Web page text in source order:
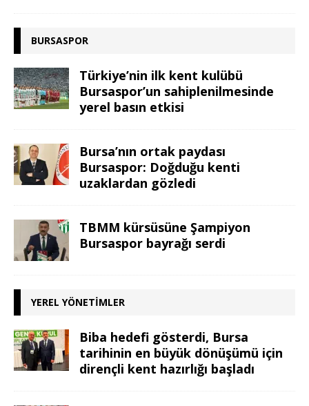
BURSASPOR
Türkiye’nin ilk kent kulübü
Bursaspor’un sahiplenilmesinde
yerel basın etkisi
Bursa’nın ortak paydası
Bursaspor: Doğduğu kenti
uzaklardan gözledi
TBMM kürsüsüne Şampiyon
Bursaspor bayrağı serdi
YEREL YÖNETIMLER
Biba hedefi gösterdi, Bursa
tarihinin en büyük dönüşümü için
dirençli kent hazırlığı başladı